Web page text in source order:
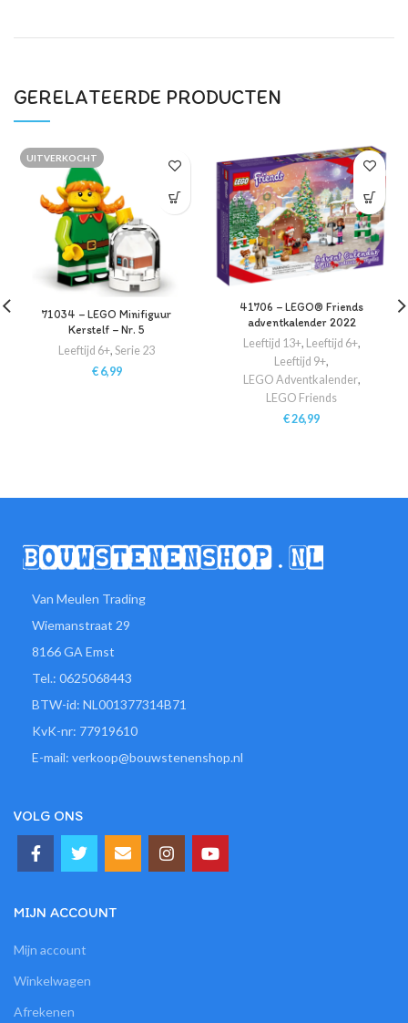
GERELATEERDE PRODUCTEN
UITVERKOCHT
71034 – LEGO Minifiguur
Kerstelf – Nr. 5
Leeftijd 6+, Serie 23
€6,99
41706 – LEGO® Friends
adventkalender 2022
Leeftijd 13+, Leeftijd 6+,
Leeftijd 9+,
LEGO Adventkalender,
LEGO Friends
€26,99
Van Meulen Trading
Wiemanstraat 29
8166 GA Emst
Tel.: 0625068443
BTW-id: NL001377314B71
KvK-nr: 77919610
E-mail: verkoop@bouwstenenshop.nl
VOLG ONS
MIJN ACCOUNT
Mijn account
Winkelwagen
Afrekenen